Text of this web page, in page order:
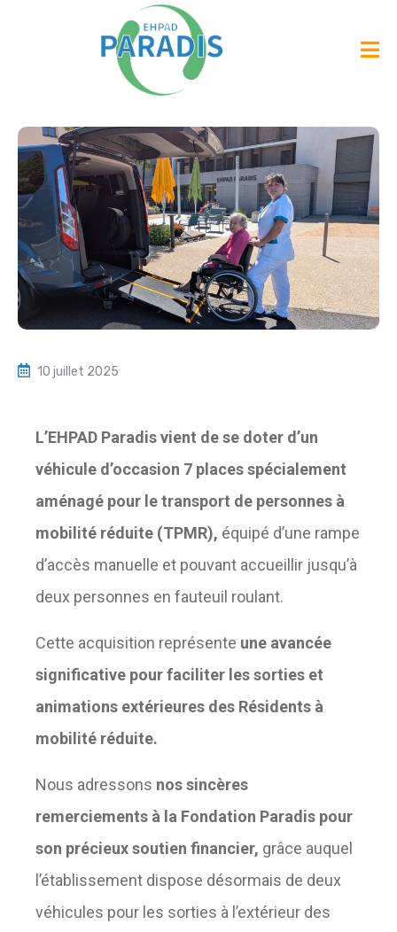
10 juillet 2025
L’EHPAD Paradis vient de se doter d’un
véhicule d’occasion 7 places spécialement
aménagé pour le transport de personnes à
mobilité réduite (TPMR), équipé d’une rampe
d’accès manuelle et pouvant accueillir jusqu’à
deux personnes en fauteuil roulant.
Cette acquisition représente une avancée
significative pour faciliter les sorties et
animations extérieures des Résidents à
mobilité réduite.
Nous adressons nos sincères
remerciements à la Fondation Paradis pour
son précieux soutien financier, grâce auquel
l’établissement dispose désormais de deux
véhicules pour les sorties à l’extérieur des